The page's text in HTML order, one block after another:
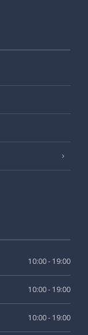
10:00 - 19:00
10:00 - 19:00
10:00 - 19:00